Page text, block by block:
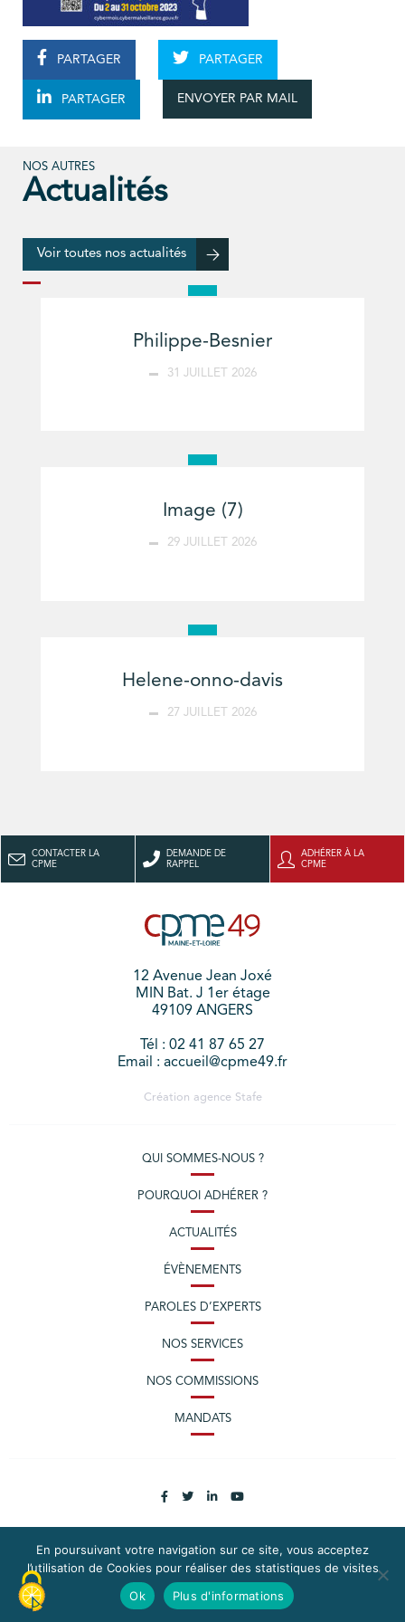
PARTAGER PARTAGER
PARTAGER ENVOYER PAR MAIL
NOS AUTRES
Actualités
Voir toutes nos actualités
Philippe-Besnier
31 JUILLET 2026
Image (7)
29 JUILLET 2026
Helene-onno-davis
27 JUILLET 2026
CONTACTER LA
CPME
DEMANDE DE
RAPPEL
ADHÉRER À LA
CPME
12 Avenue Jean Joxé
MIN Bat. J 1er étage
49109 ANGERS
Tél : 02 41 87 65 27
Email : accueil@cpme49.fr
Création agence Stafe
QUI SOMMES-NOUS ?
POURQUOI ADHÉRER ?
ACTUALITÉS
ÉVÈNEMENTS
PAROLES D’EXPERTS
NOS SERVICES
NOS COMMISSIONS
MANDATS
PLAN DU SITE
MENTIONS LÉGALES
CONTACTEZ LA CPME
En poursuivant votre navigation sur ce site, vous acceptez
l’utilisation de Cookies pour réaliser des statistiques de visites
Ok
Plus d'informations